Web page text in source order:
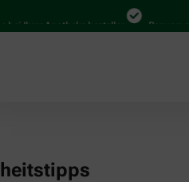
Apotheke bestellen Bequem